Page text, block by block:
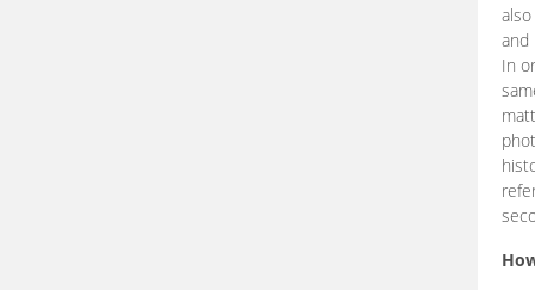
and
In